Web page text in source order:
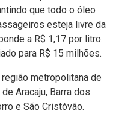
que todo o óleo
esteja livre da
a R$ 1,17 por litro.
para R$ 15 milhões.
metropolitana de
Aracaju, Barra dos
e São Cristóvão.